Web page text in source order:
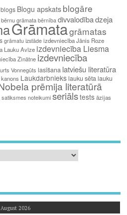
blogs Blogu apskats blogāre
bērnu grāmata bērnība divvalodībadzeja
Grāmatagrāmatas
grāmatu izstāde izdevniecība Jānis Roze
Lauku Avīze izdevniecība Liesma
Zinātne izdevniecība
Vonnegūts lasīšana latviešu literatūra
Laukdarbniekslauku sētalauku
prēmija literatūrā
satiksmes noteikumi seriālstests āzijas
August 2026